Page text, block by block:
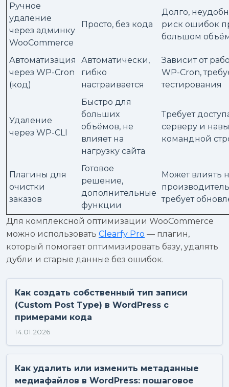
Ручное
удаление
через админку
WooCommerce
Просто, без кода
Долго,
риск ошибок
большом
Автоматизация
через WP-Cron
(код)
Автоматически,
гибко
настраивается
Зависит от
WP-Cron,
тестирования
Удаление
через WP-CLI
Быстро для
больших
объёмов, не
влияет на
нагрузку сайта
Требует
серверу и
командной
Плагины для
очистки
заказов
Готовое
решение,
дополнительные
функции
Может влиять
требует
Для комплексной оптимизации WooCommerce
можно использовать Clearfy Pro — плагин,
который помогает оптимизировать базу, удалять
дубли и старые данные без ошибок.
Как создать собственный тип записи
(Custom Post Type) в WordPress с
примерами кода
14.01.2026
Как удалить или изменить метаданные
медиафайлов в WordPress: пошаговое